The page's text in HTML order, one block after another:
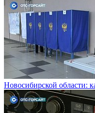
Новосибирской области: